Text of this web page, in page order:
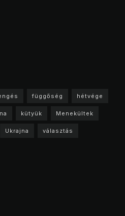
függőség hétvége
kütyük Menekültek
Ukrajna választás